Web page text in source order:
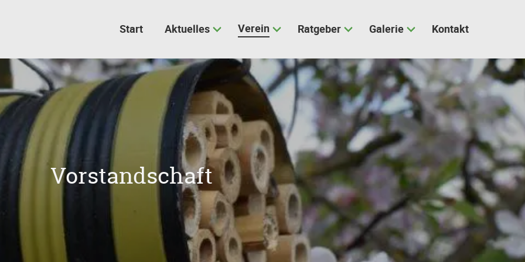
Start Aktuelles Verein Ratgeber Galerie Kontakt
Vorstandschaft